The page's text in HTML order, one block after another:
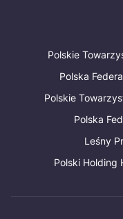
Polskie
Polska
Polskie
Polska
Leśny
Polski Holding